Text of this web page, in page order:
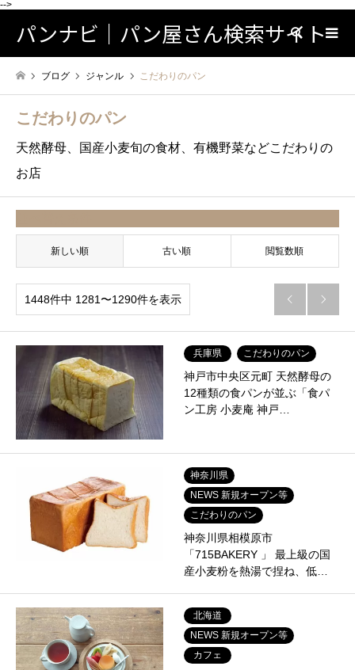
-->
パンナビ｜パン屋さん検索サイト検索
ブログ ジャンル こだわりのパン
こだわりのパン
天然酵母、国産小麦旬の食材、有機野菜などこだわりの
お店
新しい順 古い順 閲覧数順
1448件中 1281〜1290件を表示  
兵庫県 こだわりのパン
神戸市中央区元町 天然酵母の
12種類の食パンが並ぶ「食パ
ン工房 小麦庵 神戸…
神奈川県
NEWS 新規オープン等
こだわりのパン
神奈川県相模原市
「715BAKERY 」 最上級の国
産小麦粉を熱湯で捏ね、低…
北海道
NEWS 新規オープン等
カフェ